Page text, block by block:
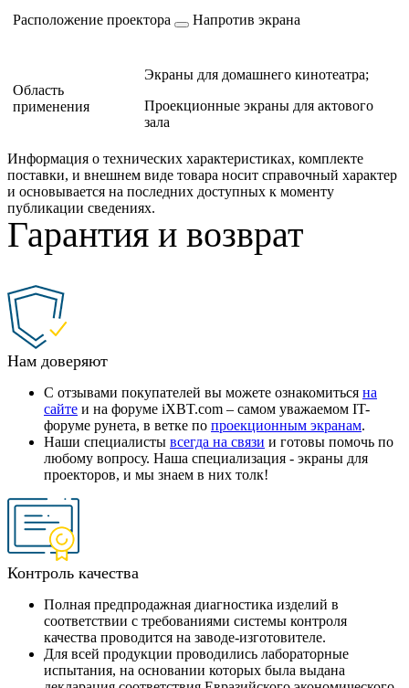
Расположение проектора Напротив экрана
Область
применения
Экраны для домашнего кинотеатра;
Проекционные экраны для актового
зала
Информация о технических характеристиках, комплекте
поставки, и внешнем виде товара носит справочный характер
и основывается на последних доступных к моменту
публикации сведениях.
Гарантия и возврат
Нам доверяют
С отзывами покупателей вы можете ознакомиться на
сайте и на форуме iXBT.com – самом уважаемом IT-
форуме рунета, в ветке по проекционным экранам.
Наши специалисты всегда на связи и готовы помочь по
любому вопросу. Наша специализация - экраны для
проекторов, и мы знаем в них толк!
Контроль качества
Полная предпродажная диагностика изделий в
соответствии с требованиями системы контроля
качества проводится на заводе-изготовителе.
Для всей продукции проводились лабораторные
испытания, на основании которых была выдана